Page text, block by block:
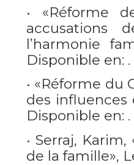
• «Réforme
accusations
l’harmonie
Disponible en: .
• «Réforme du
des influences
Disponible en: .
• Serraj,
de la famille»,